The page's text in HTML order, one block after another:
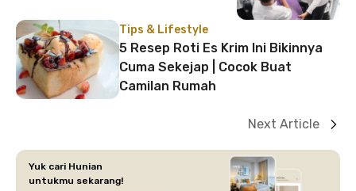
Tips & Lifestyle
5 Resep Roti Es Krim Ini Bikinnya
Cuma Sekejap | Cocok Buat
Camilan Rumah
Next Article
Yuk cari Hunian
untukmu sekarang!